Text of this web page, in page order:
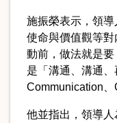
施振榮表示，領導
使命與價值觀等
動前，做法就是
是「溝通、溝通、
Communication、
他並指出，領導